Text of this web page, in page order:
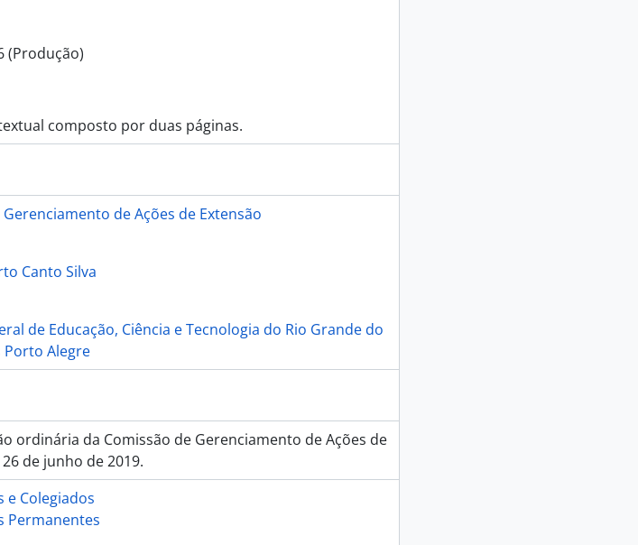
(Produção)
composto por duas páginas.
de Ações de Extensão
Canto Silva
de Educação, Ciência e Tecnologia do Rio Grande do
Porto Alegre
ordinária da Comissão de Gerenciamento de Ações de
de junho de 2019.
e Colegiados
Permanentes